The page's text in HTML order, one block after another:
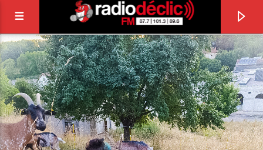
RADIO DÉCLIC
VOTRE RADIO ASSOCIATIVE EN TERRES DE
LORRAINE